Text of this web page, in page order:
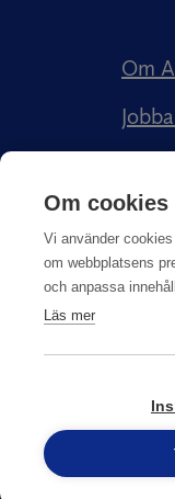
Om
©
Om cookies
Vi använder
om webbplatsens
och anpassa
Läs mer